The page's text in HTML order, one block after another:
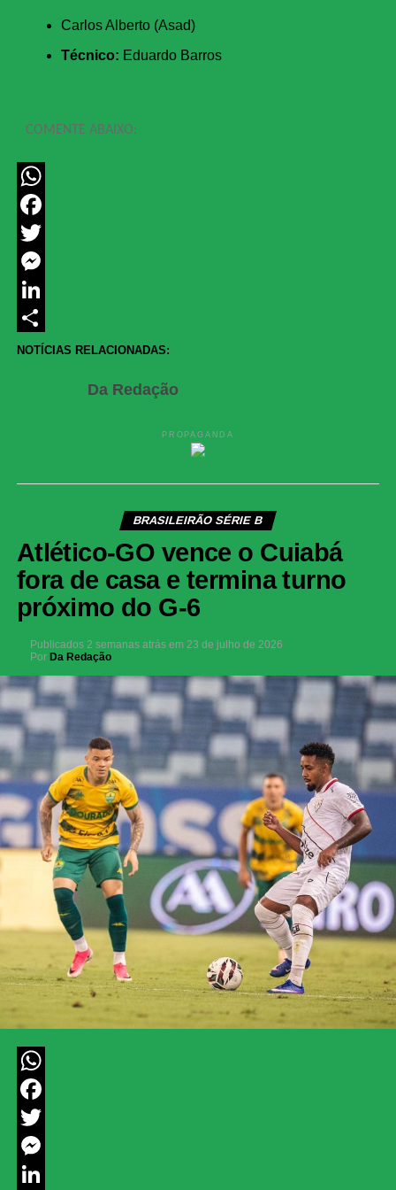
Carlos Alberto (Asad)
Técnico: Eduardo Barros
COMENTE ABAIXO:
WhatsApp
Facebook
Twitter
Messenger
LinkedIn
Share
NOTÍCIAS RELACIONADAS:
Da Redação
PROPAGANDA
BRASILEIRÃO SÉRIE B
Atlético-GO vence o Cuiabá
fora de casa e termina turno
próximo do G-6
Publicados 2 semanas atrás em 23 de julho de 2026
Por Da Redação
WhatsApp
Facebook
Twitter
Messenger